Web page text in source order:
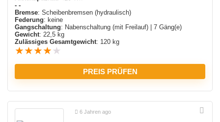
- -
Bremse: Scheibenbremsen (hydraulisch)
Federung: keine
Gangschaltung: Nabenschaltung (mit Freilauf) | 7 Gäng(e)
Gewicht: 22,5 kg
Zulässiges Gesamtgewicht: 120 kg
★★★★ ★
PREIS PRÜFEN
6 Jahren ago